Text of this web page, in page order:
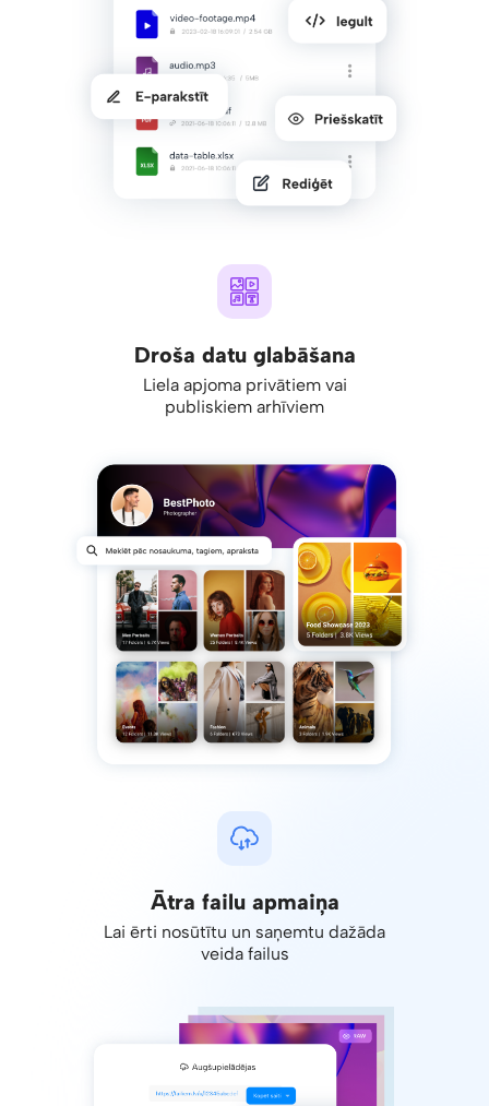
Droša datu glabāšana
Liela apjoma privātiem vai
publiskiem arhīviem
Ātra failu apmaiņa
Lai ērti nosūtītu un saņemtu dažāda
veida failus